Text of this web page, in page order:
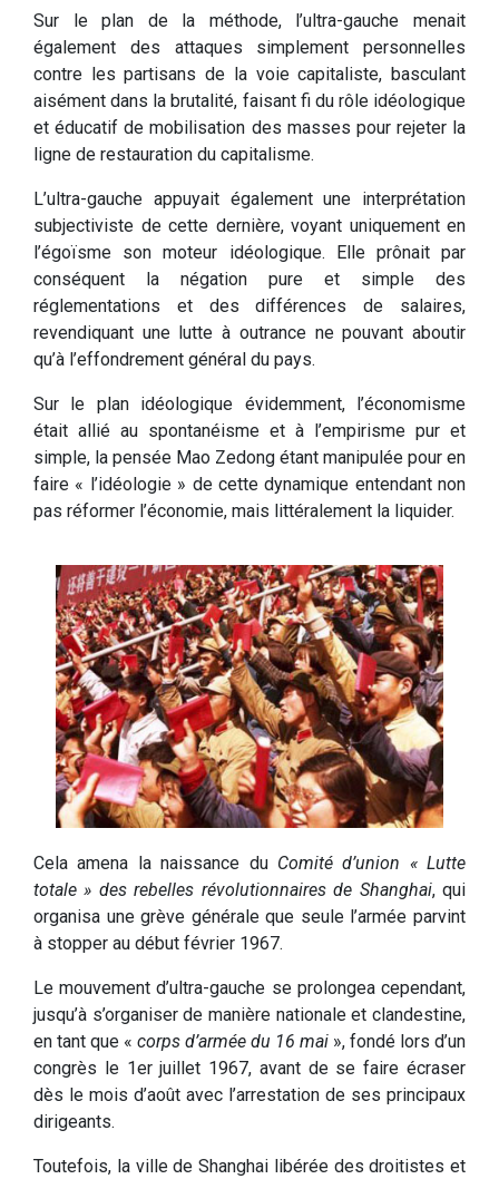
Sur le plan de la méthode, l’ultra-gauche menait
également des attaques simplement personnelles
contre les partisans de la voie capitaliste, basculant
aisément dans la brutalité, faisant fi du rôle idéologique
et éducatif de mobilisation des masses pour rejeter la
ligne de restauration du capitalisme.
L’ultra-gauche appuyait également une interprétation
subjectiviste de cette dernière, voyant uniquement en
l’égoïsme son moteur idéologique. Elle prônait par
conséquent la négation pure et simple des
réglementations et des différences de salaires,
revendiquant une lutte à outrance ne pouvant aboutir
qu’à l’effondrement général du pays.
Sur le plan idéologique évidemment, l’économisme
était allié au spontanéisme et à l’empirisme pur et
simple, la pensée Mao Zedong étant manipulée pour en
faire « l’idéologie » de cette dynamique entendant non
pas réformer l’économie, mais littéralement la liquider.
Cela amena la naissance du Comité d’union « Lutte
totale » des rebelles révolutionnaires de Shanghai, qui
organisa une grève générale que seule l’armée parvint
à stopper au début février 1967.
Le mouvement d’ultra-gauche se prolongea cependant,
jusqu’à s’organiser de manière nationale et clandestine,
en tant que « corps d’armée du 16 mai », fondé lors d’un
congrès le 1er juillet 1967, avant de se faire écraser
dès le mois d’août avec l’arrestation de ses principaux
dirigeants.
Toutefois, la ville de Shanghai libérée des droitistes et